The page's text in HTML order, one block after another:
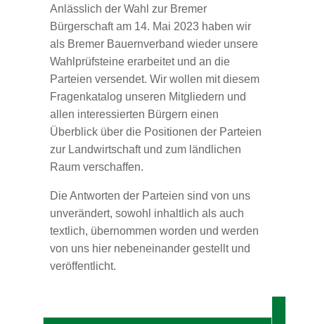
Anlässlich der Wahl zur Bremer
Bürgerschaft am 14. Mai 2023 haben wir
als Bremer Bauernverband wieder unsere
Wahlprüfsteine erarbeitet und an die
Parteien versendet. Wir wollen mit diesem
Fragenkatalog unseren Mitgliedern und
allen interessierten Bürgern einen
Überblick über die Positionen der Parteien
zur Landwirtschaft und zum ländlichen
Raum verschaffen.
Die Antworten der Parteien sind von uns
unverändert, sowohl inhaltlich als auch
textlich, übernommen worden und werden
von uns hier nebeneinander gestellt und
veröffentlicht.